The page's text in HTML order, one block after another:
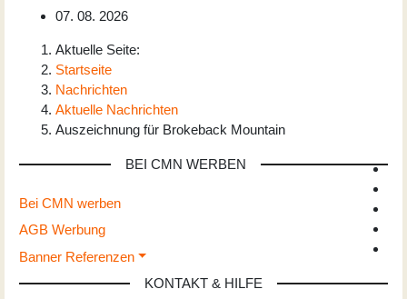
07. 08. 2026
Aktuelle Seite:
Startseite
Nachrichten
Aktuelle Nachrichten
Auszeichnung für Brokeback Mountain
BEI CMN WERBEN
Bei CMN werben
AGB Werbung
Banner Referenzen
KONTAKT & HILFE